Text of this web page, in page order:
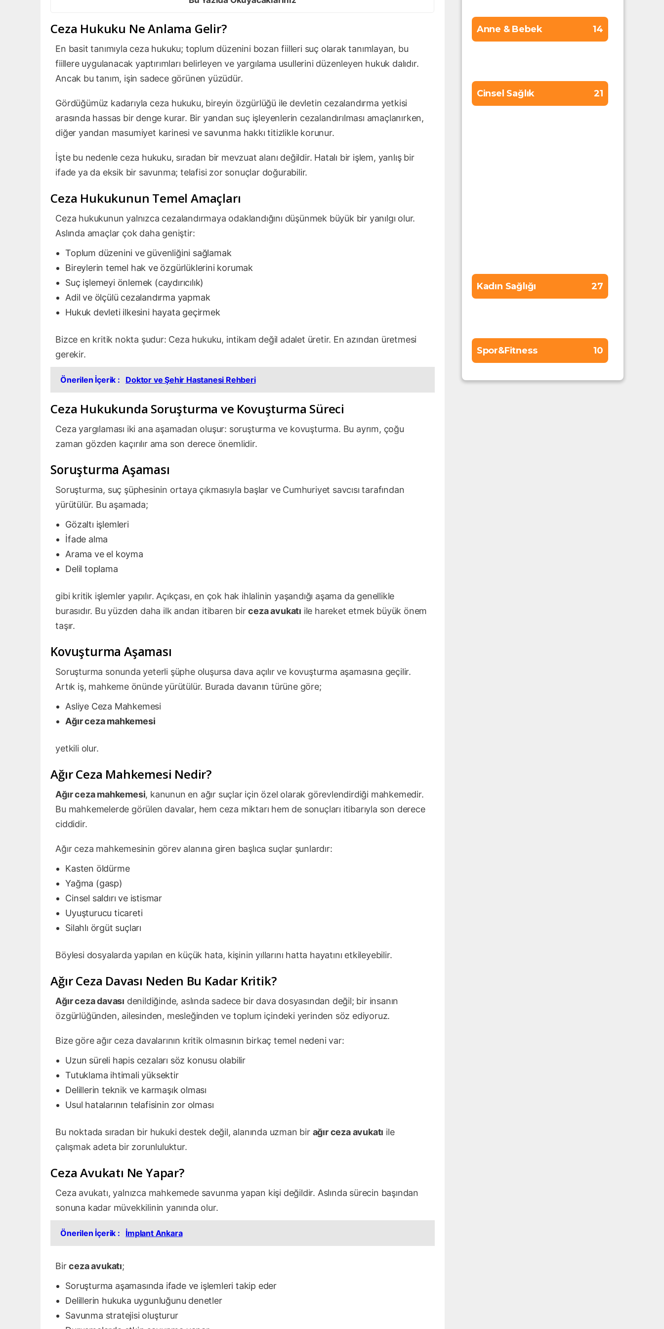
Ceza Hukuku Ne Anlama Gelir?
En basit tanımıyla ceza hukuku; toplum düzenini bozan fiilleri suç olarak tanımlayan, bu
fiillere uygulanacak yaptırımları belirleyen ve yargılama usullerini düzenleyen hukuk dalıdır.
Ancak bu tanım, işin sadece görünen yüzüdür.
Gördüğümüz kadarıyla ceza hukuku, bireyin özgürlüğü ile devletin cezalandırma yetkisi
arasında hassas bir denge kurar. Bir yandan suç işleyenlerin cezalandırılması amaçlanırken,
diğer yandan masumiyet karinesi ve savunma hakkı titizlikle korunur.
İşte bu nedenle ceza hukuku, sıradan bir mevzuat alanı değildir. Hatalı bir işlem, yanlış bir
ifade ya da eksik bir savunma; telafisi zor sonuçlar doğurabilir.
Ceza Hukukunun Temel Amaçları
Ceza hukukunun yalnızca cezalandırmaya odaklandığını düşünmek büyük bir yanılgı olur.
Aslında amaçlar çok daha geniştir:
Toplum düzenini ve güvenliğini sağlamak
Bireylerin temel hak ve özgürlüklerini korumak
Suç işlemeyi önlemek (caydırıcılık)
Adil ve ölçülü cezalandırma yapmak
Hukuk devleti ilkesini hayata geçirmek
Bizce en kritik nokta şudur: Ceza hukuku, intikam değil adalet üretir. En azından üretmesi
gerekir.
Önerilen İçerik : Doktor ve Şehir Hastanesi Rehberi
Ceza Hukukunda Soruşturma ve Kovuşturma Süreci
Ceza yargılaması iki ana aşamadan oluşur: soruşturma ve kovuşturma. Bu ayrım, çoğu
zaman gözden kaçırılır ama son derece önemlidir.
Soruşturma Aşaması
Soruşturma, suç şüphesinin ortaya çıkmasıyla başlar ve Cumhuriyet savcısı tarafından
yürütülür. Bu aşamada;
Gözaltı işlemleri
İfade alma
Arama ve el koyma
Delil toplama
gibi kritik işlemler yapılır. Açıkçası, en çok hak ihlalinin yaşandığı aşama da genellikle
burasıdır. Bu yüzden daha ilk andan itibaren birceza avukatı ile hareket etmek büyük önem
taşır.
Kovuşturma Aşaması
Soruşturma sonunda yeterli şüphe oluşursa dava açılır ve kovuşturma aşamasına geçilir.
Artık iş, mahkeme önünde yürütülür. Burada davanın türüne göre;
Asliye Ceza Mahkemesi
Ağır ceza mahkemesi
yetkili olur.
Ağır Ceza Mahkemesi Nedir?
Ağır ceza mahkemesi, kanunun en ağır suçlar için özel olarak görevlendirdiği mahkemedir.
Bu mahkemelerde görülen davalar, hem ceza miktarı hem de sonuçları itibarıyla son derece
ciddidir.
Ağır ceza mahkemesinin görev alanına giren başlıca suçlar şunlardır:
Kasten öldürme
Yağma (gasp)
Cinsel saldırı ve istismar
Uyuşturucu ticareti
Silahlı örgüt suçları
Böylesi dosyalarda yapılan en küçük hata, kişinin yıllarını hatta hayatını etkileyebilir.
Ağır Ceza Davası Neden Bu Kadar Kritik?
Ağır ceza davası denildiğinde, aslında sadece bir dava dosyasından değil; bir insanın
özgürlüğünden, ailesinden, mesleğinden ve toplum içindeki yerinden söz ediyoruz.
Bize göre ağır ceza davalarının kritik olmasının birkaç temel nedeni var:
Uzun süreli hapis cezaları söz konusu olabilir
Tutuklama ihtimali yüksektir
Delillerin teknik ve karmaşık olması
Usul hatalarının telafisinin zor olması
Bu noktada sıradan bir hukuki destek değil, alanında uzman bir ağır ceza avukatı ile
çalışmak adeta bir zorunluluktur.
Ceza Avukatı Ne Yapar?
Ceza avukatı, yalnızca mahkemede savunma yapan kişi değildir. Aslında sürecin başından
sonuna kadar müvekkilinin yanında olur.
Önerilen İçerik : İmplant Ankara
Birceza avukatı;
Soruşturma aşamasında ifade ve işlemleri takip eder
Delillerin hukuka uygunluğunu denetler
Savunma stratejisi oluşturur
Anne & Bebek 14
Cinsel Sağlık 21
Kadın Sağlığı 27
Spor&Fitness 10